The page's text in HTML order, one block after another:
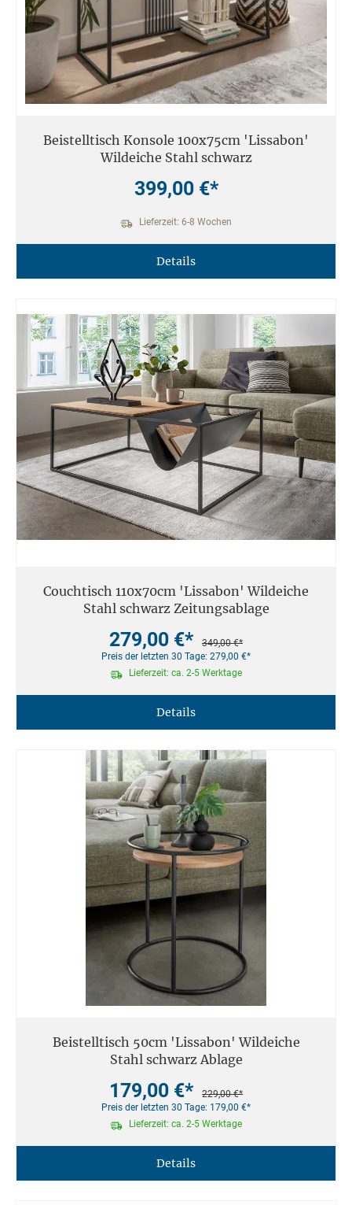
Beistelltisch Konsole 100x75cm 'Lissabon'
Wildeiche Stahl schwarz
399,00 €*
Lieferzeit: 6-8 Wochen
Details
Couchtisch 110x70cm 'Lissabon' Wildeiche
Stahl schwarz Zeitungsablage
279,00 €*
349,00 €*
Preis der letzten 30 Tage: 279,00 €*
Lieferzeit: ca. 2-5 Werktage
Details
Beistelltisch 50cm 'Lissabon' Wildeiche
Stahl schwarz Ablage
179,00 €*
229,00 €*
Preis der letzten 30 Tage: 179,00 €*
Lieferzeit: ca. 2-5 Werktage
Details